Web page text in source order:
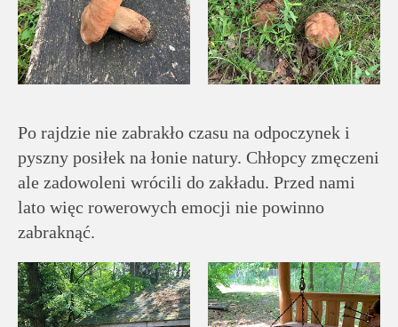
Po rajdzie nie zabrakło czasu na odpoczynek i
pyszny posiłek na łonie natury. Chłopcy zmęczeni
ale zadowoleni wrócili do zakładu. Przed nami
lato więc rowerowych emocji nie powinno
zabraknąć.